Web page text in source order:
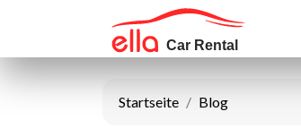
Startseite Blog